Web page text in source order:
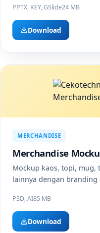
PPTX, KEY, GSlide24 MB
Download
MERCHANDISE
Merchandise
Mockup kaos, topi, mug,
lainnya dengan branding
PSD, AI85 MB
Download